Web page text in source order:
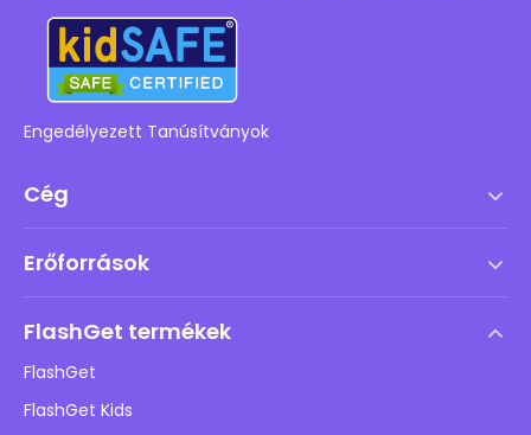
Engedélyezett Tanúsítványok
Cég
DMCA irányelv
Adatvédelmi irányelvek
Hirdetési irányelvek
Erőforrások
Blog
FlashGet termékek
FlashGet
FlashGet Kids